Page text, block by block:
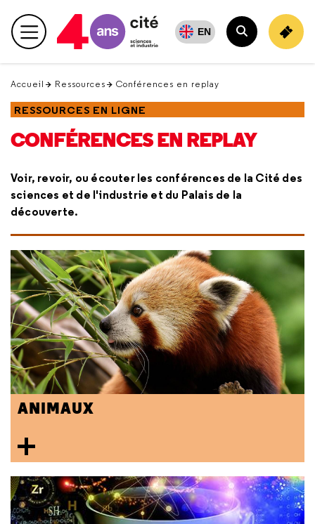
en
haut Menu principal EN
Rechercher
Accueil Ressources Conférences en replay
RESSOURCES EN LIGNE
CONFÉRENCES EN REPLAY
Voir, revoir, ou écouter les conférences de la Cité des
sciences et de l'industrie et du Palais de la
découverte.
ANIMAUX